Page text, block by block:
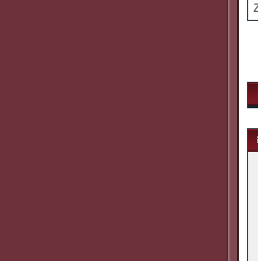
Aici poate fi reclama ta! ... email: